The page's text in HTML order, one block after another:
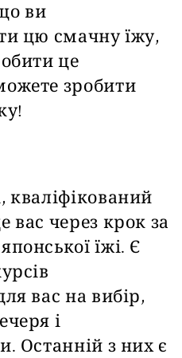
ви
цю смачну їжу,
це
зробити
кваліфікований
вас через крок за
їжі. Є
вас на вибір,
і
Останній з них є